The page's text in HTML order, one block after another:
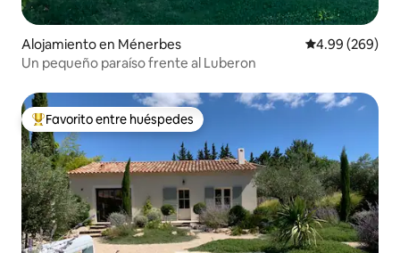
Alojamiento en Ménerbes Calificación
4.99 (269)
Un pequeño paraíso frente al Luberon
Favorito entre huéspedes preferido
Favorito entre huéspedes